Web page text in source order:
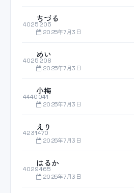
4025205
ちづる
2025年7月3日
4025208
めい
2025年7月3日
4440041
小梅
2025年7月3日
4231470
えり
2025年7月3日
4029465
はるか
2025年7月3日